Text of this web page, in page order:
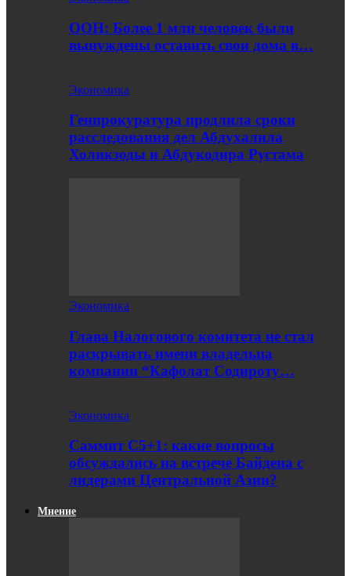
ООН: Более 1 млн человек были
вынуждены оставить свои дома в…
Экономика
Генпрокуратура продлила сроки
расследования дел Абдухалила
Холикзоды и Абдукодира Рустама
Экономика
Глава Налогового комитета не стал
раскрывать имени владельца
компании “Кафолат Содироту…
Экономика
Саммит С5+1: какие вопросы
обсуждались на встрече Байдена с
лидерами Центральной Азии?
Мнение